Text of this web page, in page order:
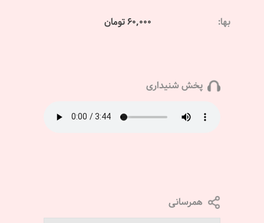
بها: 60,000 تومان
پخش شنیداری
همرسانی